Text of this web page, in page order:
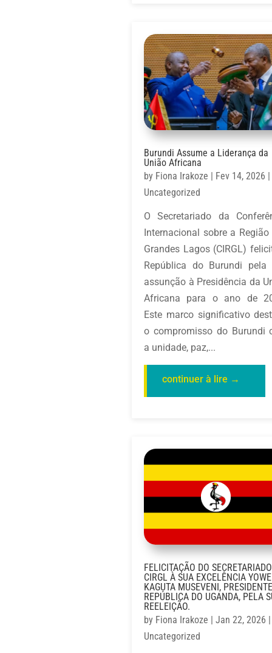
Burundi Assume a Liderança da
União Africana
by Fiona Irakoze | Fev 14, 2026 |
Uncategorized
O Secretariado da
Internacional sobre a Região
Grandes Lagos (CIRGL)
República do Burundi pela
assunção à Presidência da
Africana para o ano de
Este marco significativo
o compromisso do Burundi
a unidade, paz,...
FELICITAÇÃO DO
CIRGL À SUA EXCELÊNCIA
KAGUTA MUSEVENI,
REPÚBLICA DO UGANDA, PELA
REELEIÇÃO.
by Fiona Irakoze | Jan 22, 2026 |
Uncategorized